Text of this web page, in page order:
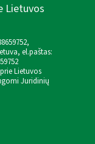
Lietuvos
el.paštas:
Lietuvos
Juridinių